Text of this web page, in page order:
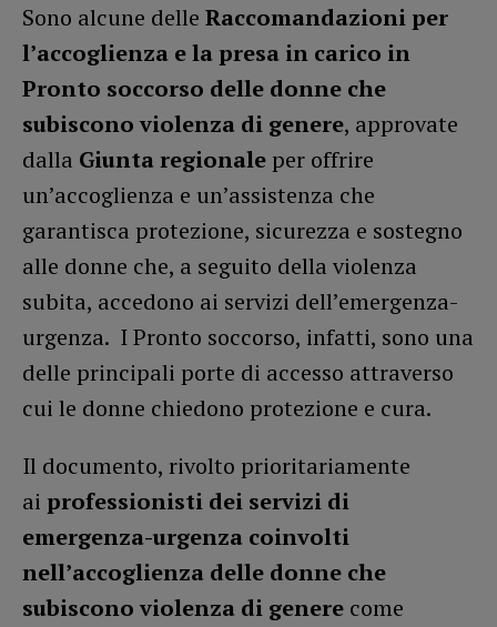
Sono alcune delle Raccomandazioni per
l’accoglienza e la presa in carico in
Pronto soccorso delle donne che
subiscono violenza di genere, approvate
dalla Giunta regionale per offrire
un’accoglienza e un’assistenza che
garantisca protezione, sicurezza e sostegno
alle donne che, a seguito della violenza
subita, accedono ai servizi dell’emergenza-
urgenza. I Pronto soccorso, infatti, sono una
delle principali porte di accesso attraverso
cui le donne chiedono protezione e cura.
Il documento, rivolto prioritariamente
ai professionisti dei servizi di
emergenza-urgenza coinvolti
nell’accoglienza delle donne che
subiscono violenza di genere come